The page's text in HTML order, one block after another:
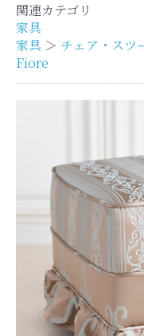
関連カテゴリ
家具
家具 ＞ チェア・スツ
Fiore